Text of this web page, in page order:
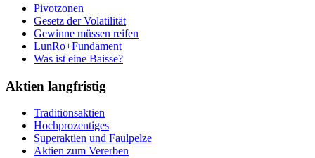
Pivotzonen
Gesetz der Volatilität
Gewinne müssen reifen
LunRo+Fundament
Was ist eine Baisse?
Aktien langfristig
Traditionsaktien
Hochprozentiges
Superaktien und Faulpelze
Aktien zum Vererben